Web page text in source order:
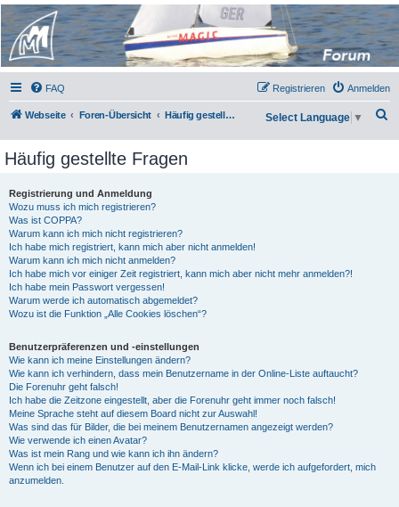
Micro Magic Forum
Deutschland
FAQ Anmelden
Registrieren
Webseite Foren-Übersicht Häufig gestellte Fragen Select Language ▼
Häufig gestellte Fragen
Registrierung und Anmeldung
Wozu muss ich mich registrieren?
Was ist COPPA?
Warum kann ich mich nicht registrieren?
Ich habe mich registriert, kann mich aber nicht anmelden!
Warum kann ich mich nicht anmelden?
Ich habe mich vor einiger Zeit registriert, kann mich aber nicht mehr anmelden?!
Ich habe mein Passwort vergessen!
Warum werde ich automatisch abgemeldet?
Wozu ist die Funktion „Alle Cookies löschen“?
Benutzerpräferenzen und -einstellungen
Wie kann ich meine Einstellungen ändern?
Wie kann ich verhindern, dass mein Benutzername in der Online-Liste auftaucht?
Die Forenuhr geht falsch!
Ich habe die Zeitzone eingestellt, aber die Forenuhr geht immer noch falsch!
Meine Sprache steht auf diesem Board nicht zur Auswahl!
Was sind das für Bilder, die bei meinem Benutzernamen angezeigt werden?
Wie verwende ich einen Avatar?
Was ist mein Rang und wie kann ich ihn ändern?
Wenn ich bei einem Benutzer auf den E-Mail-Link klicke, werde ich aufgefordert, mich
anzumelden.